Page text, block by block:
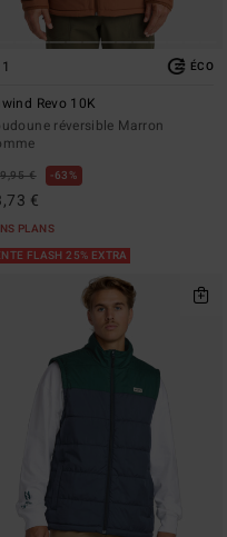
1 ÉCO
Revo 10K
réversible Marron
€ 63%
€
PLANS
FLASH 25% EXTRA